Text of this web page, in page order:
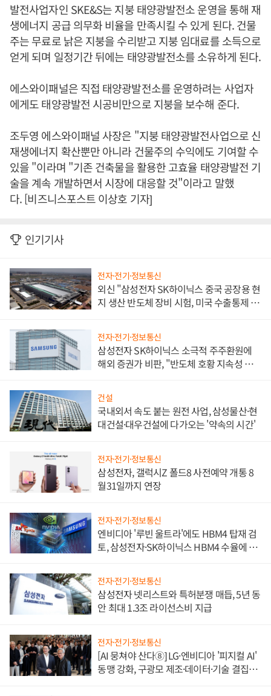
발전사업자인 SKE&S는 지붕 태양광발전소 운영을 통해 재
생에너지 공급 의무화 비율을 만족시킬 수 있게 된다. 건물
주는 무료로 낡은 지붕을 수리받고 지붕 임대료를 소득으로
얻게 되며 일정기간 뒤에는 태양광발전소를 소유하게 된다.
에스와이패널은 직접 태양광발전소를 운영하려는 사업자
에게도 태양광발전 시공비만으로 지붕을 보수해 준다.
조두영 에스와이패널 사장은 "지붕 태양광발전사업으로 신
재생에너지 확산뿐만 아니라 건물주의 수익에도 기여할 수
있을 "이라며 "기존 건축물을 활용한 고효율 태양광발전 기
술을 계속 개발하면서 시장에 대응할 것"이라고 말했
다. [비즈니스포스트 이상호 기자]
인기기사
전자·전기·정보통신
외신 "삼성전자 SK하이닉스 중국 공장용 현
지 생산 반도체 장비 시험, 미국 수출통제 대
전자·전기·정보통신
삼성전자 SK하이닉스 소극적 주주환원에
해외 증권가 비판, "반도체 호황 지속성 의
건설
국내외서 속도 붙는 원전 사업, 삼성물산·현
대건설·대우건설에 다가오는 '약속의 시간'
전자·전기·정보통신
삼성전자, 갤럭시Z 폴드8 사전예약 개통 8
월31일까지 연장
전자·전기·정보통신
엔비디아 '루빈 울트라'에도 HBM4 탑재 검
토, 삼성전자·SK하이닉스 HBM4 수율에 주
전자·전기·정보통신
삼성전자 넷리스트와 특허분쟁 매듭, 5년 동
안 최대 1.3조 라이선스비 지급
전자·전기·정보통신
[AI 뭉쳐야 산다⑧] LG·엔비디아 '피지컬 AI'
동맹 강화, 구광모 제조·데이터·기술 결집